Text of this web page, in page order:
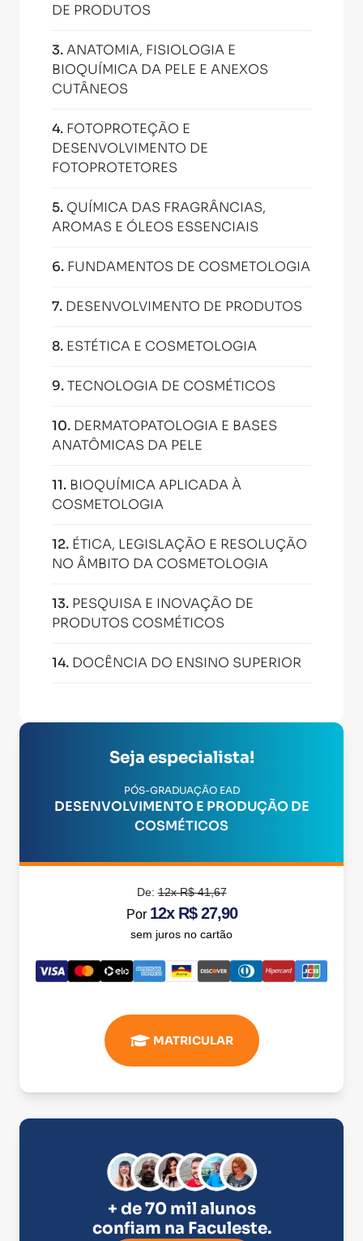
DE PRODUTOS
3.ANATOMIA, FISIOLOGIA E
BIOQUÍMICA DA PELE E ANEXOS
CUTÂNEOS
4. FOTOPROTEÇÃO E
DESENVOLVIMENTO DE
FOTOPROTETORES
5. QUÍMICA DAS FRAGRÂNCIAS,
AROMAS E ÓLEOS ESSENCIAIS
6. FUNDAMENTOS DE COSMETOLOGIA
7. DESENVOLVIMENTO DE PRODUTOS
8. ESTÉTICA E COSMETOLOGIA
9.TECNOLOGIA DE COSMÉTICOS
10. DERMATOPATOLOGIA E BASES
ANATÔMICAS DA PELE
11. BIOQUÍMICA APLICADA À
COSMETOLOGIA
12. ÉTICA, LEGISLAÇÃO E RESOLUÇÃO
NO ÂMBITO DA COSMETOLOGIA
13. PESQUISA E INOVAÇÃO DE
PRODUTOS COSMÉTICOS
14. DOCÊNCIA DO ENSINO SUPERIOR
Seja especialista!
PÓS-GRADUAÇÃO EAD
DESENVOLVIMENTO E PRODUÇÃO DE
COSMÉTICOS
De:12x R$ 41,67
Por 12x R$ 27,90
sem juros no cartão
MATRICULAR
+ de 70 mil alunos
confiam na Faculeste.